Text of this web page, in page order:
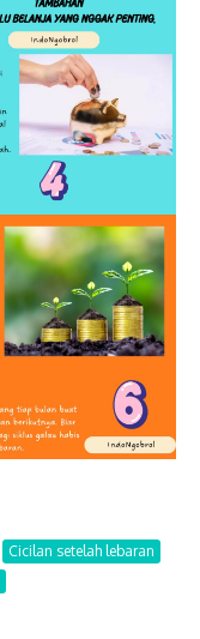
Cicilan setelah lebaran